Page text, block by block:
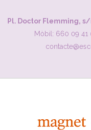
Pl. Doctor Flemming,
Mòbil: 660 09 41